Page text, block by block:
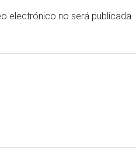
electrónico no será publicada.